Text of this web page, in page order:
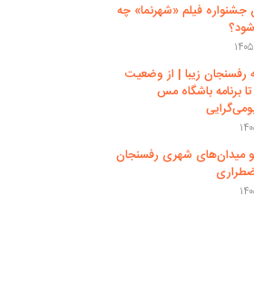
جشنواره فیلم «شهرنما» چه
زیبا | از وضعیت
تا برنامه باشگاه مس
و میدان‌های شهری رفسنجان